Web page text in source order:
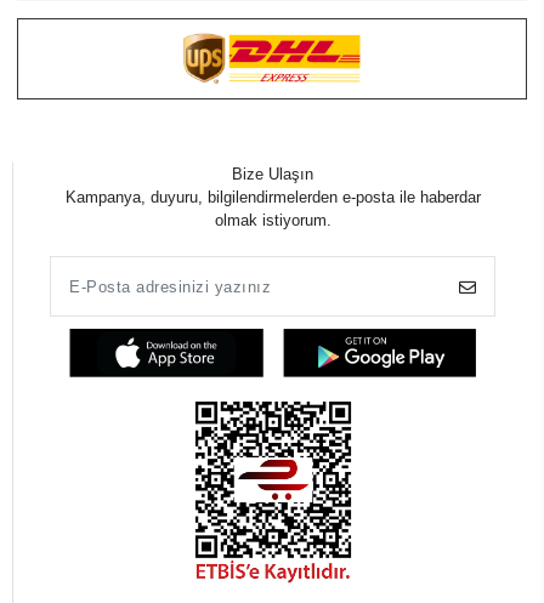
Bize Ulaşın
Kampanya, duyuru, bilgilendirmelerden e-posta ile haberdar
olmak istiyorum.